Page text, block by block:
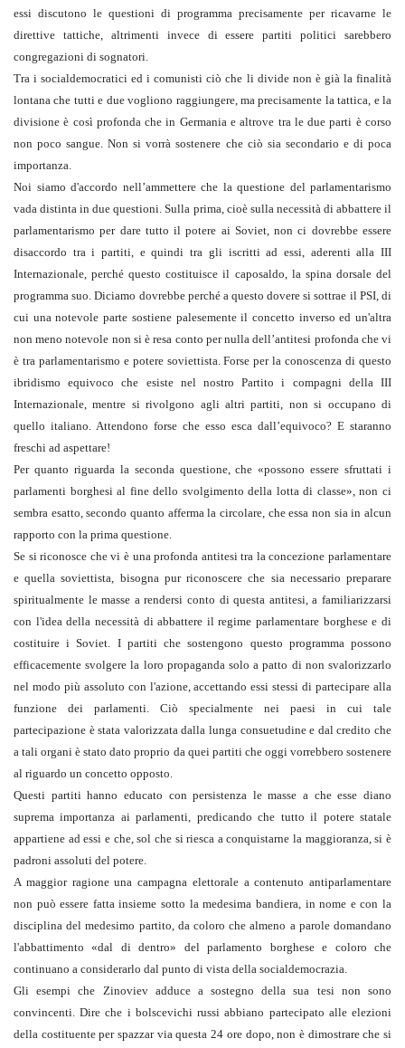
essi discutono le questioni di programma precisamente per ricavarne le
direttive tattiche, altrimenti invece di essere partiti politici sarebbero
congregazioni di sognatori.
Tra i socialdemocratici ed i comunisti ciò che li divide non è già la finalità
lontana che tutti e due vogliono raggiungere, ma precisamente la tattica, e la
divisione è così profonda che in Germania e altrove tra le due parti è corso
non poco sangue. Non si vorrà sostenere che ciò sia secondario e di poca
importanza.
Noi siamo d'accordo nell’ammettere che la questione del parlamentarismo
vada distinta in due questioni. Sulla prima, cioè sulla necessità di abbattere il
par­lamentarismo per dare tutto il potere ai Soviet, non ci dovrebbe essere
disaccordo tra i partiti, e quindi tra gli iscritti ad essi, aderenti alla III
Internazionale, perché questo costituisce il caposaldo, la spina dorsale del
programma suo. Diciamo dovrebbe perché a questo dovere si sottrae il PSI, di
cui una notevole parte sostiene palesemente il concetto inverso ed un'altra
non meno notevole non si è resa conto per nulla dell’antitesi profonda che vi
è tra parlamentarismo e potere soviet­tista. Forse per la conoscenza di questo
ibridismo equivoco che esiste nel nostro Partito i compagni della III
Internazionale, mentre si rivolgono agli altri partiti, non si occupano di
quello italiano. Attendono forse che esso esca dall’equivoco? E staranno
freschi ad aspettare!
Per quanto riguarda la seconda questione, che «possono essere sfruttati i
parlamenti borghesi al fine dello svolgimento della lotta di classe», non ci
sembra esatto, secondo quanto afferma la circolare, che essa non sia in alcun
rapporto con la prima questione.
Se si riconosce che vi è una profonda antitesi tra la concezione parlamentare
e quella soviettista, bisogna pur riconoscere che sia necessario preparare
spiritual­mente le masse a rendersi conto di questa antitesi, a familiarizzarsi
con l'idea della necessità di abbattere il regime parlamentare borghese e di
costituire i Soviet. I partiti che sostengono questo programma possono
efficacemente svolgere la loro propaganda solo a patto di non svalorizzarlo
nel modo più assoluto con l'azione, accettando essi stessi di partecipare alla
funzione dei parlamenti. Ciò specialmente nei paesi in cui tale
partecipazione è stata valorizzata dalla lunga consuetudine e dal credito che
a tali organi è stato dato proprio da quei partiti che oggi vorrebbero sostenere
al riguardo un concetto opposto.
Questi partiti hanno educato con persistenza le masse a che esse diano
suprema importanza ai parlamenti, predicando che tutto il potere statale
appartiene ad essi e che, sol che si riesca a conquistarne la maggioranza, si è
padroni assoluti del potere.
A maggior ragione una campagna elettorale a contenuto antiparlamentare
non può essere fatta insieme sotto la medesima bandiera, in nome e con la
disciplina del medesimo partito, da coloro che almeno a parole domandano
l'abbattimento «dal di dentro» del parlamento borghese e coloro che
continuano a considerarlo dal punto di vista della socialdemocrazia.
Gli esempi che Zinoviev adduce a sostegno della sua tesi non sono
convincenti. Dire che i bolscevichi russi abbiano partecipato alle elezioni
della costituente per spazzar via questa 24 ore dopo, non è dimostrare che si